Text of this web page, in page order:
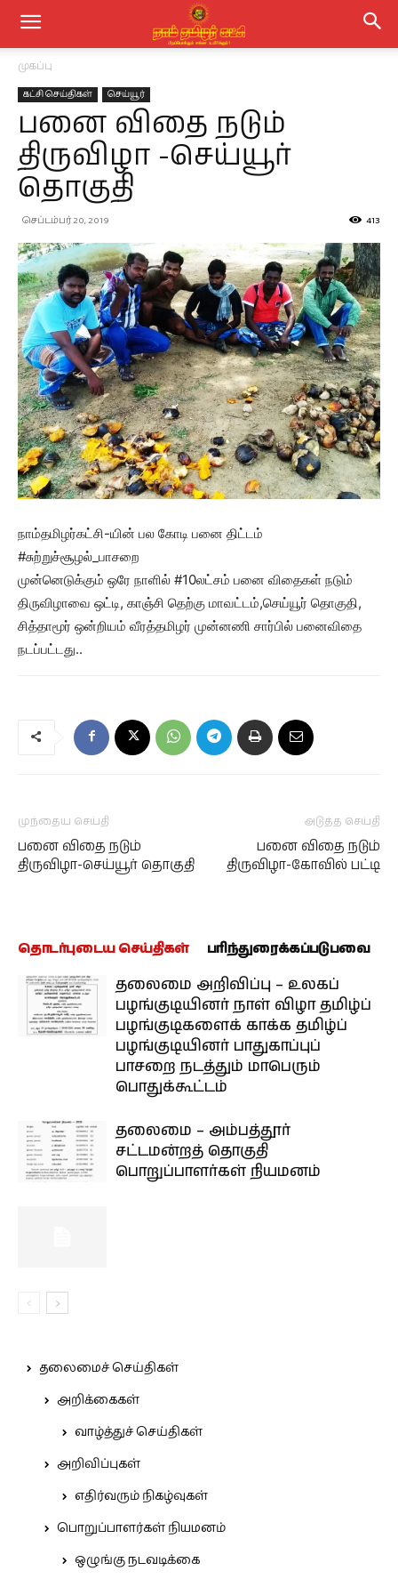
முகப்பு
கட்சி செய்திகள் செய்யூர்
பனை விதை நடும்
திருவிழா -செய்யூர்
தொகுதி
செப்டம்பர் 20, 2019 413
நாம்தமிழர்கட்சி-யின் பல கோடி பனை திட்டம்
#சுற்றுச்சூழல்_பாசறை
முன்னெடுக்கும் ஒரே நாளில் #10லட்சம் பனை விதைகள் நடும்
திருவிழாவை ஒட்டி, காஞ்சி தெற்கு மாவட்டம்,செய்யூர் தொகுதி,
சித்தாமூர் ஒன்றியம் வீரத்தமிழர் முன்னணி சார்பில் பனைவிதை
நடப்பட்டது..
முந்தைய செய்தி
பனை விதை நடும்
திருவிழா-செய்யூர் தொகுதி
அடுத்த செய்தி
பனை விதை நடும்
திருவிழா-கோவில் பட்டி
தொடர்புடைய செய்திகள் பரிந்துரைக்கப்படுபவை
தலைமை அறிவிப்பு – உலகப்
பழங்குடியினர் நாள் விழா தமிழ்ப்
பழங்குடிகளைக் காக்க தமிழ்ப்
பழங்குடியினர் பாதுகாப்புப்
பாசறை நடத்தும் மாபெரும்
பொதுக்கூட்டம்
தலைமை – அம்பத்தூர்
சட்டமன்றத் தொகுதி
பொறுப்பாளர்கள் நியமனம்
தலைமைச் செய்திகள்
அறிக்கைகள்
வாழ்த்துச் செய்திகள்
அறிவிப்புகள்
எதிர்வரும் நிகழ்வுகள்
பொறுப்பாளர்கள் நியமனம்
ஒழுங்கு நடவடிக்கை